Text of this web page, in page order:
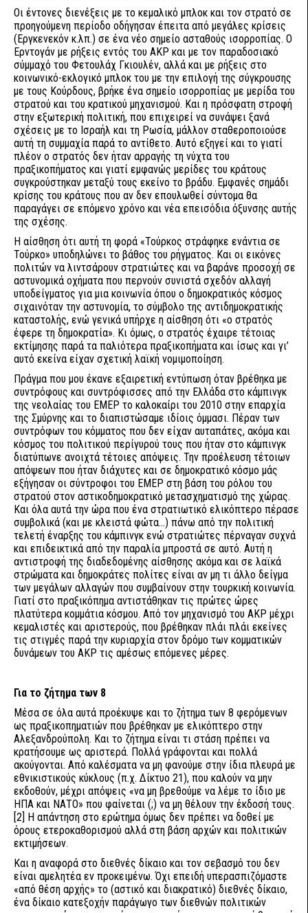
Οι έντονες διενέξεις με το κεμαλικό μπλοκ και τον στρατό σε
προηγούμενη περίοδο οδήγησαν έπειτα από μεγάλες κρίσεις
(Εργκενεκόν κ.λπ.) σε ένα νέο σημείο ασταθούς ισορροπίας. Ο
Ερντογάν με ρήξεις εντός του ΑΚΡ και με τον παραδοσιακό
σύμμαχό του Φετουλάχ Γκιουλέν, αλλά και με ρήξεις στο
κοινωνικό-εκλογικό μπλοκ του με την επιλογή της σύγκρουσης
με τους Κούρδους, βρήκε ένα σημείο ισορροπίας με μερίδα του
στρατού και του κρατικού μηχανισμού. Και η πρόσφατη στροφή
στην εξωτερική πολιτική, που επιχειρεί να συνάψει ξανά
σχέσεις με το Ισραήλ και τη Ρωσία, μάλλον σταθεροποιούσε
αυτή τη συμμαχία παρά το αντίθετο. Αυτό εξηγεί και το γιατί
πλέον ο στρατός δεν ήταν αρραγής τη νύχτα του
πραξικοπήματος και γιατί εμφανώς μερίδες του κράτους
συγκρούστηκαν μεταξύ τους εκείνο το βράδυ. Εμφανές σημάδι
κρίσης του κράτους που αν δεν επουλωθεί σύντομα θα
παραγάγει σε επόμενο χρόνο και νέα επεισόδια όξυνσης αυτής
της σχέσης.
Η αίσθηση ότι αυτή τη φορά «Τούρκος στράφηκε ενάντια σε
Τούρκο» υποδηλώνει το βάθος του ρήγματος. Και οι εικόνες
πολιτών να λιντσάρουν στρατιώτες και να βαράνε προσοχή σε
αστυνομικά οχήματα που περνούν συνιστά σχεδόν αλλαγή
υποδείγματος για μια κοινωνία όπου ο δημοκρατικός κόσμος
σιχαινόταν την αστυνομία, το σύμβολο της αντιδημοκρατικής
καταστολής, ενώ γενικά υπήρχε η αίσθηση ότι «ο στρατός
έφερε τη δημοκρατία». Κι όμως, ο στρατός έχαιρε τέτοιας
εκτίμησης παρά τα παλιότερα πραξικοπήματα και ίσως και γι’
αυτό εκείνα είχαν σχετική λαϊκή νομιμοποίηση.
Πράγμα που μου έκανε εξαιρετική εντύπωση όταν βρέθηκα με
συντρόφους και συντρόφισσες από την Ελλάδα στο κάμπινγκ
της νεολαίας του ΕΜΕΡ το καλοκαίρι του 2010 στην επαρχία
της Σμύρνης και το διαπιστώσαμε ιδίοις όμμασι. Πέραν των
συντρόφων του κόμματος που δεν είχαν αυταπάτες, ακόμα και
κόσμος του πολιτικού περίγυρού τους που ήταν στο κάμπινγκ
διατύπωνε ανοιχτά τέτοιες απόψεις. Την προέλευση τέτοιων
απόψεων που ήταν διάχυτες και σε δημοκρατικό κόσμο μάς
εξήγησαν οι σύντροφοι του ΕΜΕΡ στη βάση του ρόλου του
στρατού στον αστικοδημοκρατικό μετασχηματισμό της χώρας.
Και όλα αυτά την ώρα που ένα στρατιωτικό ελικόπτερο πέρασε
συμβολικά (και με κλειστά φώτα…) πάνω από την πολιτική
τελετή έναρξης του κάμπινγκ ενώ στρατιώτες πέρναγαν συχνά
και επιδεικτικά από την παραλία μπροστά σε αυτό. Αυτή η
αντιστροφή της διαδεδομένης αίσθησης ακόμα και σε λαϊκά
στρώματα και δημοκράτες πολίτες είναι αν μη τι άλλο δείγμα
των μεγάλων αλλαγών που συμβαίνουν στην τουρκική κοινωνία.
Γιατί στο πραξικόπημα αντιστάθηκαν τις πρώτες ώρες
πλατύτερα κομμάτια κόσμου. Από τον μηχανισμό του ΑΚΡ μέχρι
κεμαλιστές και αριστερούς, που βρέθηκαν πλάι πλάι εκείνες
τις στιγμές παρά την κυριαρχία στον δρόμο των κομματικών
δυνάμεων του ΑΚΡ τις αμέσως επόμενες μέρες.
Για το ζήτημα των 8
Μέσα σε όλα αυτά προέκυψε και το ζήτημα των 8 φερόμενων
ως πραξικοπηματιών που βρέθηκαν με ελικόπτερο στην
Αλεξανδρούπολη. Και το ζήτημα είναι τι στάση πρέπει να
κρατήσουμε ως αριστερά. Πολλά γράφονται και πολλά
ακούγονται. Από καλέσματα να μη φανούμε στην ίδια πλευρά με
εθνικιστικούς κύκλους (π.χ. Δίκτυο 21), που καλούν να μην
εκδοθούν, μέχρι απόψεις «να μη βρεθούμε να λέμε το ίδιο με
ΗΠΑ και ΝΑΤΟ» που φαίνεται (;) να μη θέλουν την έκδοσή τους.
[2] Η απάντηση στο ερώτημα όμως δεν πρέπει να δοθεί με
όρους ετεροκαθορισμού αλλά στη βάση αρχών και πολιτικών
εκτιμήσεων.
Και η αναφορά στο διεθνές δίκαιο και τον σεβασμό του δεν
είναι αμελητέα εν προκειμένω. Όχι επειδή υπερασπιζόμαστε
«από θέση αρχής» το (αστικό και διακρατικό) διεθνές δίκαιο,
ένα δίκαιο κατεξοχήν παράγωγο των διεθνών πολιτικών